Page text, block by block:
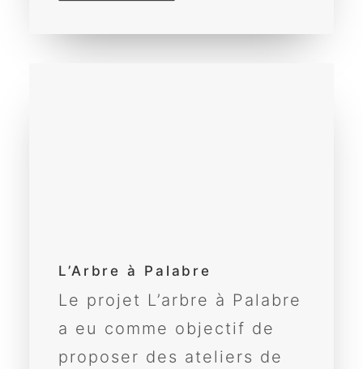
L’Arbre à Palabre
Le projet L’arbre à Palabre
a eu comme objectif de
proposer des ateliers de